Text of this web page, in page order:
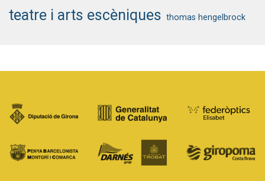
teatre i arts escèniques thomas hengelbrock